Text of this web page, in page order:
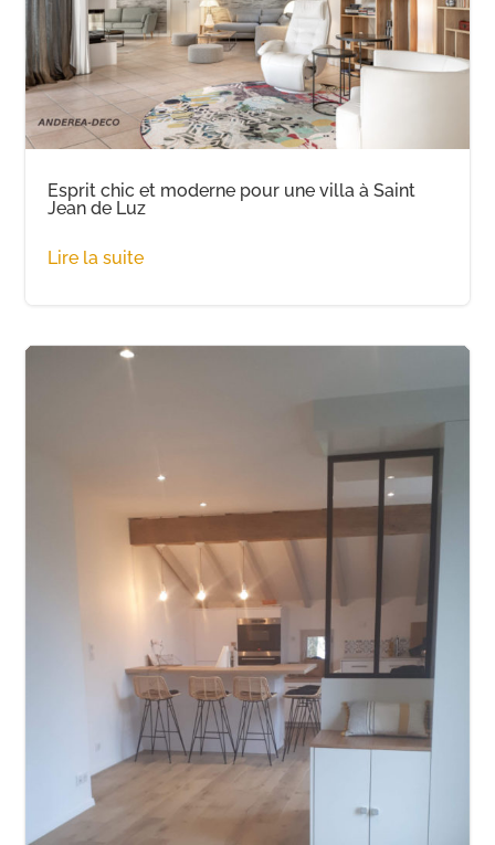
Esprit chic et moderne pour une villa à Saint
Jean de Luz
Lire la suite